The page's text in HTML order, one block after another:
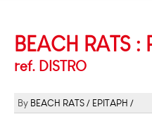
BEACH RATS
ref. DISTRO
BEACH RATS EPITAPH